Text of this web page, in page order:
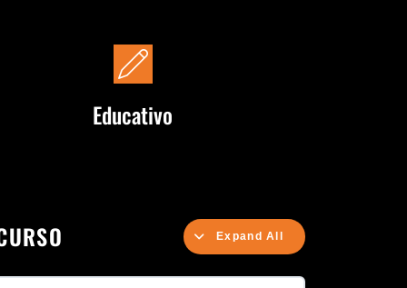
Educativo
Expand All